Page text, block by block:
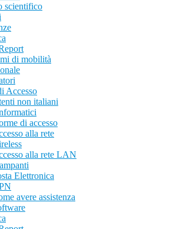
scientifico
di mobilità
Accesso
non italiani
di accesso
alla rete
alla rete LAN
Elettronica
avere assistenza